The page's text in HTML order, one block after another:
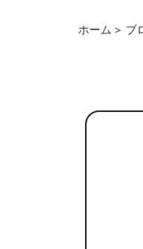
ホーム ブ